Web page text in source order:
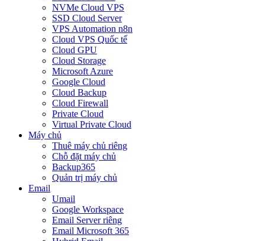
NVMe Cloud VPS
SSD Cloud Server
VPS Automation n8n
Cloud VPS Quốc tế
Cloud GPU
Cloud Storage
Microsoft Azure
Google Cloud
Cloud Backup
Cloud Firewall
Private Cloud
Virtual Private Cloud
Máy chủ
Thuê máy chủ riêng
Chỗ đặt máy chủ
Backup365
Quản trị máy chủ
Email
Umail
Google Workspace
Email Server riêng
Email Microsoft 365